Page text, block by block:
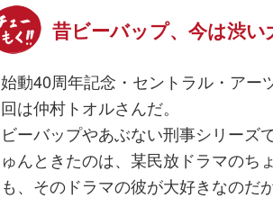
昔ビーバップ、今は渋
始動40周年記念・セントラル・アー
回は仲村トオルさんだ。
ビーバップやあぶない刑事シリーズ
ゅんときたのは、某民放ドラマのち
も、そのドラマの彼が大好きなのだ